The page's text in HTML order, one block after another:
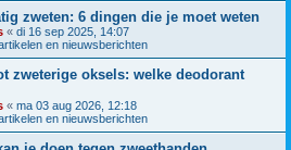
zweten: 6 dingen die je moet weten
« di 16 sep 2025, 14:07
en nieuwsberichten
zweterige oksels: welke deodorant
« ma 03 aug 2026, 12:18
en nieuwsberichten